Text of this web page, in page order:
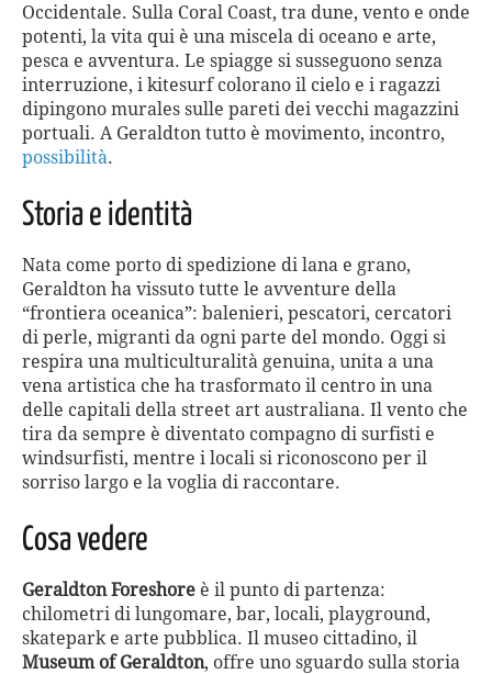
Occidentale. Sulla Coral Coast, tra dune, vento e onde
potenti, la vita qui è una miscela di oceano e arte,
pesca e avventura. Le spiagge si susseguono senza
interruzione, i kitesurf colorano il cielo e i ragazzi
dipingono murales sulle pareti dei vecchi magazzini
portuali. A Geraldton tutto è movimento, incontro,
possibilità.
Storia e identità
Nata come porto di spedizione di lana e grano,
Geraldton ha vissuto tutte le avventure della
“frontiera oceanica”: balenieri, pescatori, cercatori
di perle, migranti da ogni parte del mondo. Oggi si
respira una multiculturalità genuina, unita a una
vena artistica che ha trasformato il centro in una
delle capitali della street art australiana. Il vento che
tira da sempre è diventato compagno di surfisti e
windsurfisti, mentre i locali si riconoscono per il
sorriso largo e la voglia di raccontare.
Cosa vedere
Geraldton Foreshore è il punto di partenza:
chilometri di lungomare, bar, locali, playground,
skatepark e arte pubblica. Il museo cittadino, il
Museum of Geraldton, offre uno sguardo sulla storia